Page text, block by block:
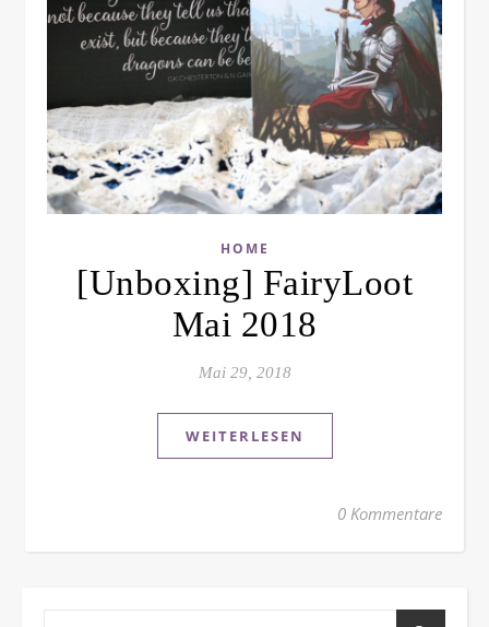
HOME
[Unboxing] FairyLoot
Mai 2018
Mai 29, 2018
WEITERLESEN
0 Kommentare